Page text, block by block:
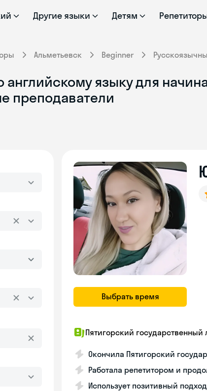
Другие языки Детям
Альметьевск Beginner
английскому языку для
преподаватели
Выбрать время
Пятигорский
Окончила Пятигорский
Работала репетитором и
Использует позитивный